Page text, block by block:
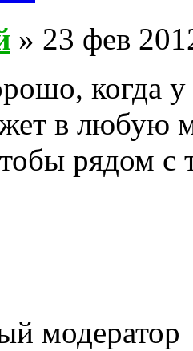
» 23 фев
когда
в любую
рядом с
модератор